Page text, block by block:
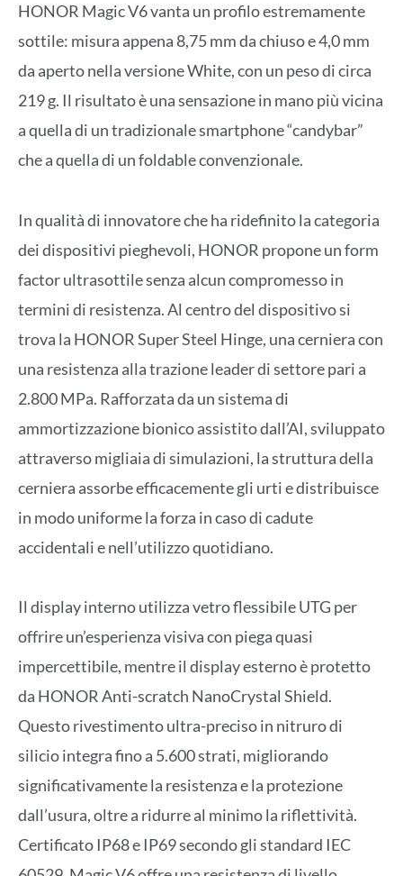
HONOR Magic V6 vanta un profilo estremamente
sottile: misura appena 8,75 mm da chiuso e 4,0 mm
da aperto nella versione White, con un peso di circa
219 g. Il risultato è una sensazione in mano più vicina
a quella di un tradizionale smartphone “candybar”
che a quella di un foldable convenzionale.
In qualità di innovatore che ha ridefinito la categoria
dei dispositivi pieghevoli, HONOR propone un form
factor ultrasottile senza alcun compromesso in
termini di resistenza. Al centro del dispositivo si
trova la HONOR Super Steel Hinge, una cerniera con
una resistenza alla trazione leader di settore pari a
2.800 MPa. Rafforzata da un sistema di
ammortizzazione bionico assistito dall’AI, sviluppato
attraverso migliaia di simulazioni, la struttura della
cerniera assorbe efficacemente gli urti e distribuisce
in modo uniforme la forza in caso di cadute
accidentali e nell’utilizzo quotidiano.
Il display interno utilizza vetro flessibile UTG per
offrire un’esperienza visiva con piega quasi
impercettibile, mentre il display esterno è protetto
da HONOR Anti-scratch NanoCrystal Shield.
Questo rivestimento ultra-preciso in nitruro di
silicio integra fino a 5.600 strati, migliorando
significativamente la resistenza e la protezione
dall’usura, oltre a ridurre al minimo la riflettività.
Certificato IP68 e IP69 secondo gli standard IEC